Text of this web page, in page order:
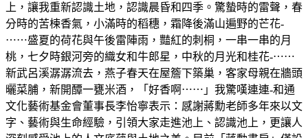
上，讓我重新認識土地，認識晨昏和四季。驚蟄時的雷聲，春
分時的苦楝香氣，小滿時的稻穗，霜降後滿山遍野的芒花-
⋯⋯盛夏的荷花與午後雷陣雨，豔紅的刺桐，一串一串的月
桃，七夕時銀河旁的織女和牛郎星，中秋的月光和桂花-⋯⋯
新武呂溪潺潺流去，燕子春天在屋簷下築巢，客家母親在牆頭
曬菜脯，新開醰一甕米酒，「好香啊⋯⋯」我驚嘆連連-和通
文化藝術基金會董事長李怡寧表示：感謝蔣勳老師多年來以文
字、藝術與生命經驗，引領大家走進池上、認識池上，更讓人